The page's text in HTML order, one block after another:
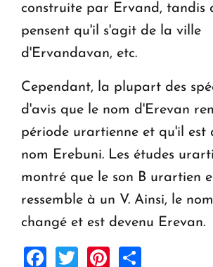
construite par Ervand, tandis
pensent qu'il s'agit de la ville
d'Ervandavan, etc.
Cependant, la plupart des
d'avis que le nom d'Erevan
période urartienne et qu'il est
nom Erebuni. Les études
montré que le son B urartien
ressemble à un V. Ainsi, le
changé et est devenu Erevan.
Facebook
TwitterPinterest